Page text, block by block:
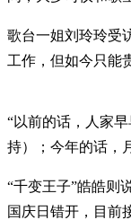
歌台一姐刘玲玲受
工作，但如今只能
“以前的话，人家
持）；今年的话，
“千变王子”皓皓则
国庆日错开，目前